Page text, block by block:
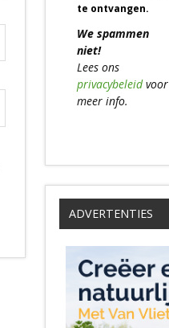
te ontvangen.
We spammen
niet!
Lees ons
privacybeleidvoor
meer info.
ADVERTENTIES